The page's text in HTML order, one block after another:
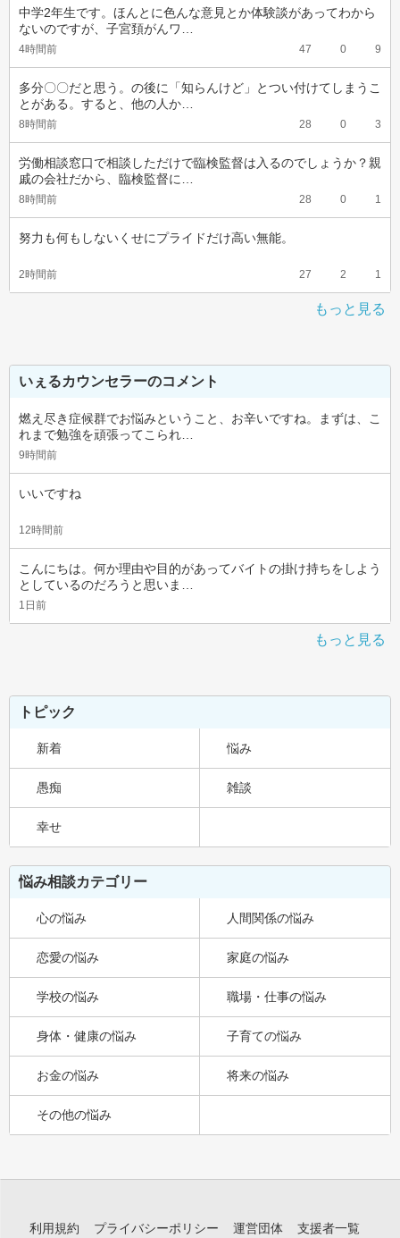
中学2年生です。ほんとに色んな意見とか体験談があってわから
ないのですが、子宮頚がんワ…
4時間前 47 0 9
多分〇〇だと思う。の後に「知らんけど」とつい付けてしまうこ
とがある。すると、他の人か…
8時間前 28 0 3
労働相談窓口で相談しただけで臨検監督は入るのでしょうか？親
戚の会社だから、臨検監督に…
8時間前 28 0 1
努力も何もしないくせにプライドだけ高い無能。
2時間前 27 2 1
もっと見る
いぇるカウンセラーのコメント
燃え尽き症候群でお悩みということ、お辛いですね。まずは、こ
れまで勉強を頑張ってこられ…
9時間前
いいですね
12時間前
こんにちは。何か理由や目的があってバイトの掛け持ちをしよう
としているのだろうと思いま…
1日前
もっと見る
トピック
新着 悩み
愚痴 雑談
幸せ
悩み相談カテゴリー
心の悩み 人間関係の悩み
恋愛の悩み 家庭の悩み
学校の悩み 職場・仕事の悩み
身体・健康の悩み 子育ての悩み
お金の悩み 将来の悩み
その他の悩み
利用規約 プライバシーポリシー 運営団体 支援者一覧